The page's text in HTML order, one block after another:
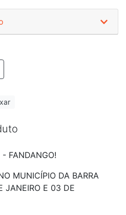
- FANDANGO!
MUNICÍPIO DA BARRA
JANEIRO E 03 DE